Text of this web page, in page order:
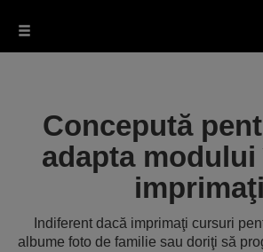
Concepută
adapta modului
imprimaţi
Indiferent dacă imprimaţi cursuri
albume foto de familie sau doriţi să